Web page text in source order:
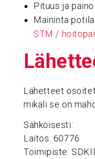
Pituus ja paino
Maininta
STM /
Lähetteet
mikäli se on
Sähköisesti:
Laitos: 60776
Toimipiste: